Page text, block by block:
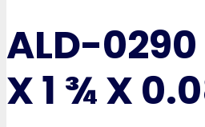
ALD-0290
X 1 ¾ X